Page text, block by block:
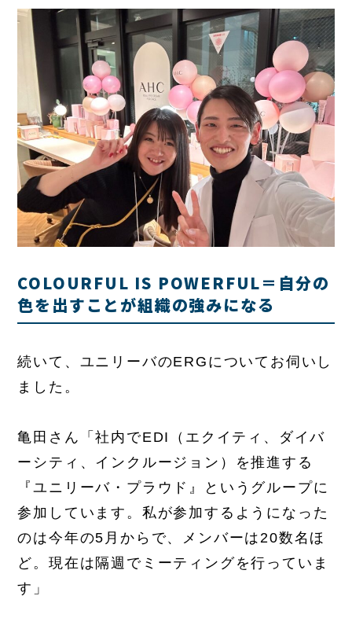
COLOURFUL IS POWERFUL＝自分の
色を出すことが組織の強みになる
続いて、ユニリーバのERGについてお伺いし
ました。
亀田さん「社内でEDI（エクイティ、ダイバ
ーシティ、インクルージョン）を推進する
『ユニリーバ・プラウド』というグループに
参加しています。私が参加するようになった
のは今年の5月からで、メンバーは20数名ほ
ど。現在は隔週でミーティングを行っていま
す」